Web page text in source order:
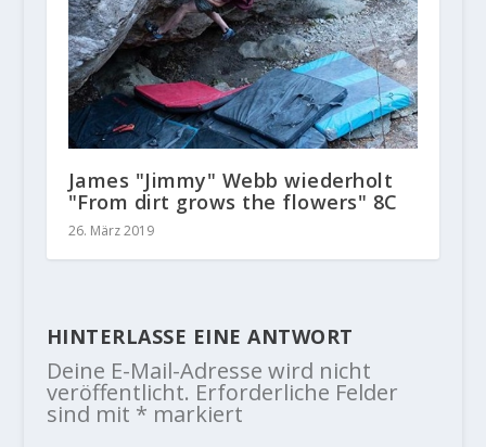
James "Jimmy" Webb wiederholt
"From dirt grows the flowers" 8C
26. März 2019
HINTERLASSE EINE ANTWORT
Deine E-Mail-Adresse wird nicht
veröffentlicht. Erforderliche Felder
sind mit * markiert